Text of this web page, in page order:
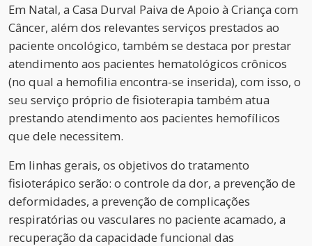
Em Natal, a Casa Durval Paiva de Apoio à Criança com
Câncer, além dos relevantes serviços prestados ao
paciente oncológico, também se destaca por prestar
atendimento aos pacientes hematológicos crônicos
(no qual a hemofilia encontra-se inserida), com isso, o
seu serviço próprio de fisioterapia também atua
prestando atendimento aos pacientes hemofílicos
que dele necessitem.
Em linhas gerais, os objetivos do tratamento
fisioterápico serão: o controle da dor, a prevenção de
deformidades, a prevenção de complicações
respiratórias ou vasculares no paciente acamado, a
recuperação da capacidade funcional das